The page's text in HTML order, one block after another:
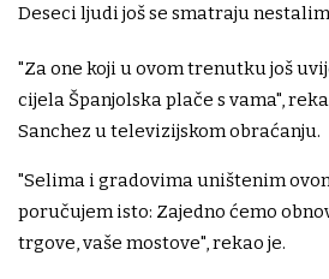
Deseci ljudi još se smatraju
"Za one koji u ovom trenutku još
cijela Španjolska plače s vama",
Sanchez u televizijskom obraćanju.
"Selima i gradovima uništenim
poručujem isto: Zajedno ćemo
trgove, vaše mostove", rekao je.